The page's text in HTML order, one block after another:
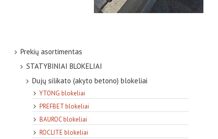
Prekių asortimentas
STATYBINIAI BLOKELIAI
Dujų silikato (akyto betono) blokeliai
YTONG blokeliai
PREFBET blokeliai
BAUROC blokeliai
ROCLITE blokeliai